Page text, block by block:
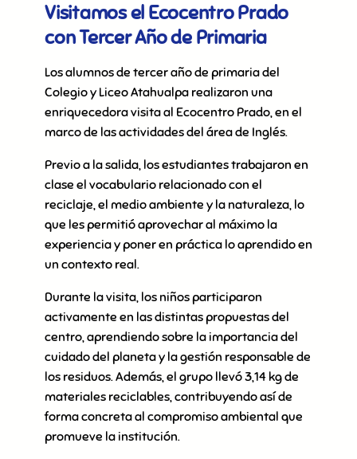
Visitamos el Ecocentro Prado
con Tercer Año de Primaria
Los alumnos de tercer año de primaria del
Colegio y Liceo Atahualpa realizaron una
enriquecedora visita al Ecocentro Prado, en el
marco de las actividades del área de Inglés.
Previo a la salida, los estudiantes trabajaron en
clase el vocabulario relacionado con el
reciclaje, el medio ambiente y la naturaleza, lo
que les permitió aprovechar al máximo la
experiencia y poner en práctica lo aprendido en
un contexto real.
Durante la visita, los niños participaron
activamente en las distintas propuestas del
centro, aprendiendo sobre la importancia del
cuidado del planeta y la gestión responsable de
los residuos. Además, el grupo llevó 3,14 kg de
materiales reciclables, contribuyendo así de
forma concreta al compromiso ambiental que
promueve la institución.